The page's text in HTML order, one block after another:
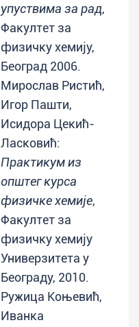
упуствима за рад,
Факултет за
физичку хемију,
Београд 2006.
Мирослав Ристић,
Игор Пашти,
Исидора Цекић-
Ласковић:
Практикум из
општег курса
физичке хемије,
Факултет за
физичку хемију
Универзитета у
Београду, 2010.
Ружица Коњевић,
Иванка